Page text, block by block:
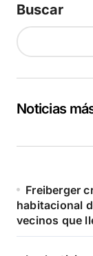
Buscar
Noticias
Freiberger
habitacional
vecinos que